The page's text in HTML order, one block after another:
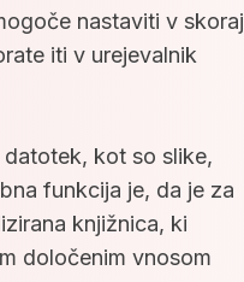
nastaviti v skoraj
iti v urejevalnik
datotek, kot so slike,
funkcija je, da je za
knjižnica, ki
določenim vnosom